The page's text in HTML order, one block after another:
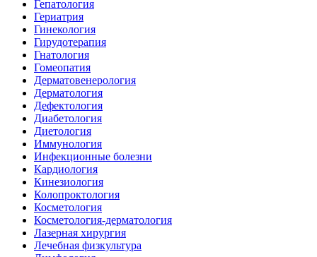
Гепатология
Гериатрия
Гинекология
Гирудотерапия
Гнатология
Гомеопатия
Дерматовенерология
Дерматология
Дефектология
Диабетология
Диетология
Иммунология
Инфекционные болезни
Кардиология
Кинезиология
Колопроктология
Косметология
Косметология-дерматология
Лазерная хирургия
Лечебная физкультура